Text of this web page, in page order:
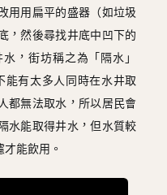
用用扁平的盛器（如垃圾
，然後尋找井底中凹下的
，街坊稱之為「隔水」
能有太多人同時在水井取
都無法取水，所以居民會
水能取得井水，但水質較
能飲用。